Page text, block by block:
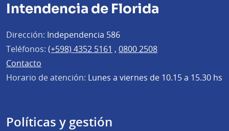
Intendencia de Florida
Dirección: Independencia 586
Teléfonos: (+598) 4352 5161 , 0800 2508
Contacto
Horario de atención: Lunes a viernes de 10.15 a 15.30 hs
Políticas y gestión